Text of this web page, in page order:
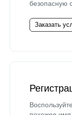
безопасную
Заказать